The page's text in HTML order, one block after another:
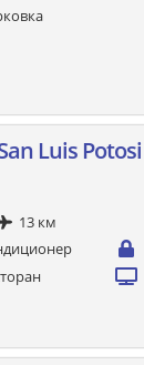
Luis Potosi
13 км